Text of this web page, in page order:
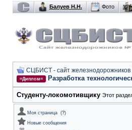
Балуев Н.Н. Фото
СЦБИСТ - сайт
=Диплом= Разработка
Студенту-локомотивщику Этот
Моя страница (?)
Новые сообщения